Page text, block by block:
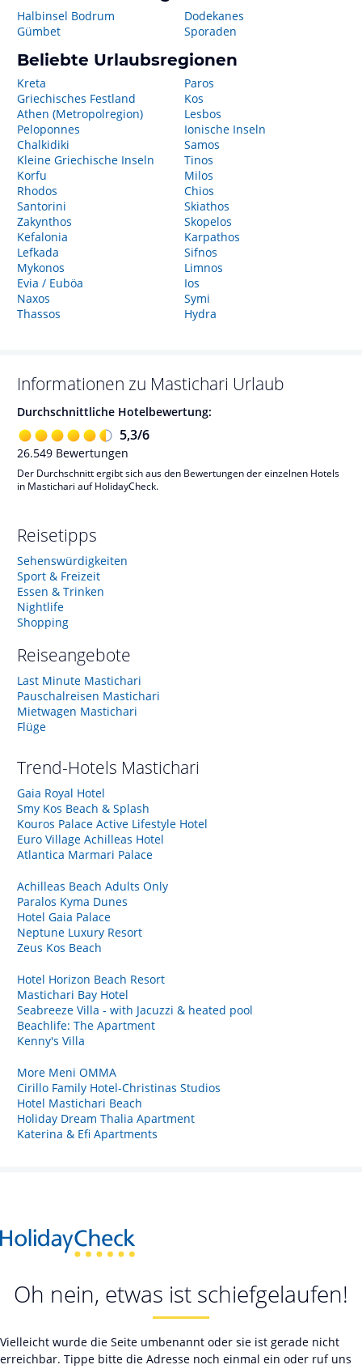
Halbinsel Bodrum
Gümbet
Dodekanes
Sporaden
Beliebte Urlaubsregionen
Kreta
Griechisches Festland
Athen (Metropolregion)
Peloponnes
Chalkidiki
Kleine Griechische Inseln
Korfu
Rhodos
Santorini
Zakynthos
Kefalonia
Lefkada
Mykonos
Evia / Euböa
Naxos
Thassos
Paros
Kos
Lesbos
Ionische Inseln
Samos
Tinos
Milos
Chios
Skiathos
Skopelos
Karpathos
Sifnos
Limnos
Ios
Symi
Hydra
Informationen zu Mastichari Urlaub
Durchschnittliche Hotelbewertung:
5,3/6
26.549 Bewertungen
Der Durchschnitt ergibt sich aus den Bewertungen der einzelnen Hotels
in Mastichari auf HolidayCheck.
Reisetipps
Sehenswürdigkeiten
Sport & Freizeit
Essen & Trinken
Nightlife
Shopping
Reiseangebote
Last Minute Mastichari
Pauschalreisen Mastichari
Mietwagen Mastichari
Flüge
Trend-Hotels Mastichari
Gaia Royal Hotel
Smy Kos Beach & Splash
Kouros Palace Active Lifestyle Hotel
Euro Village Achilleas Hotel
Atlantica Marmari Palace
Achilleas Beach Adults Only
Paralos Kyma Dunes
Hotel Gaia Palace
Neptune Luxury Resort
Zeus Kos Beach
Hotel Horizon Beach Resort
Mastichari Bay Hotel
Seabreeze Villa - with Jacuzzi & heated pool
Beachlife: The Apartment
Kenny's Villa
More Meni OMMA
Cirillo Family Hotel-Christinas Studios
Hotel Mastichari Beach
Holiday Dream Thalia Apartment
Katerina & Efi Apartments
Oh nein, etwas ist schiefgelaufen!
Vielleicht wurde die Seite umbenannt oder sie ist gerade nicht
erreichbar. Tippe bitte die Adresse noch einmal ein oder ruf uns